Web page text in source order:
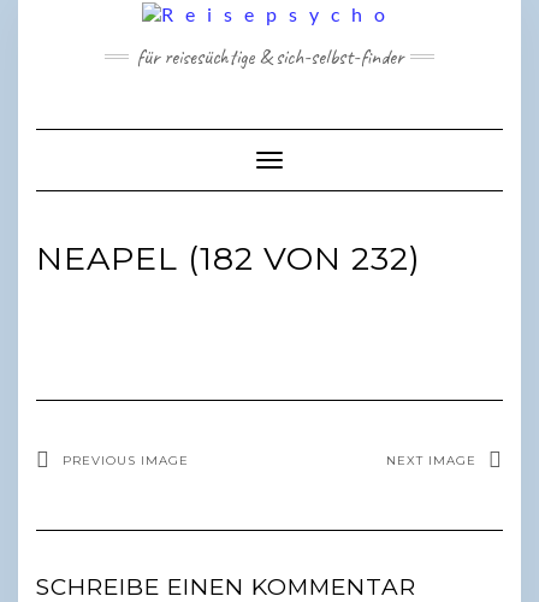
für reisesüchtige & sich-selbst-finder
Toggle Navigation
NEAPEL (182 VON 232)
PREVIOUS IMAGE NEXT IMAGE
SCHREIBE EINEN KOMMENTAR